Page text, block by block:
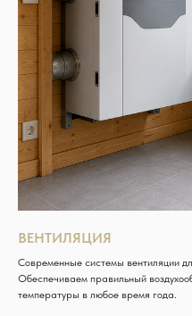
ВЕНТИЛЯЦИЯ
Современные системы вентиляции
Обеспечиваем правильный
температуры в любое время года.